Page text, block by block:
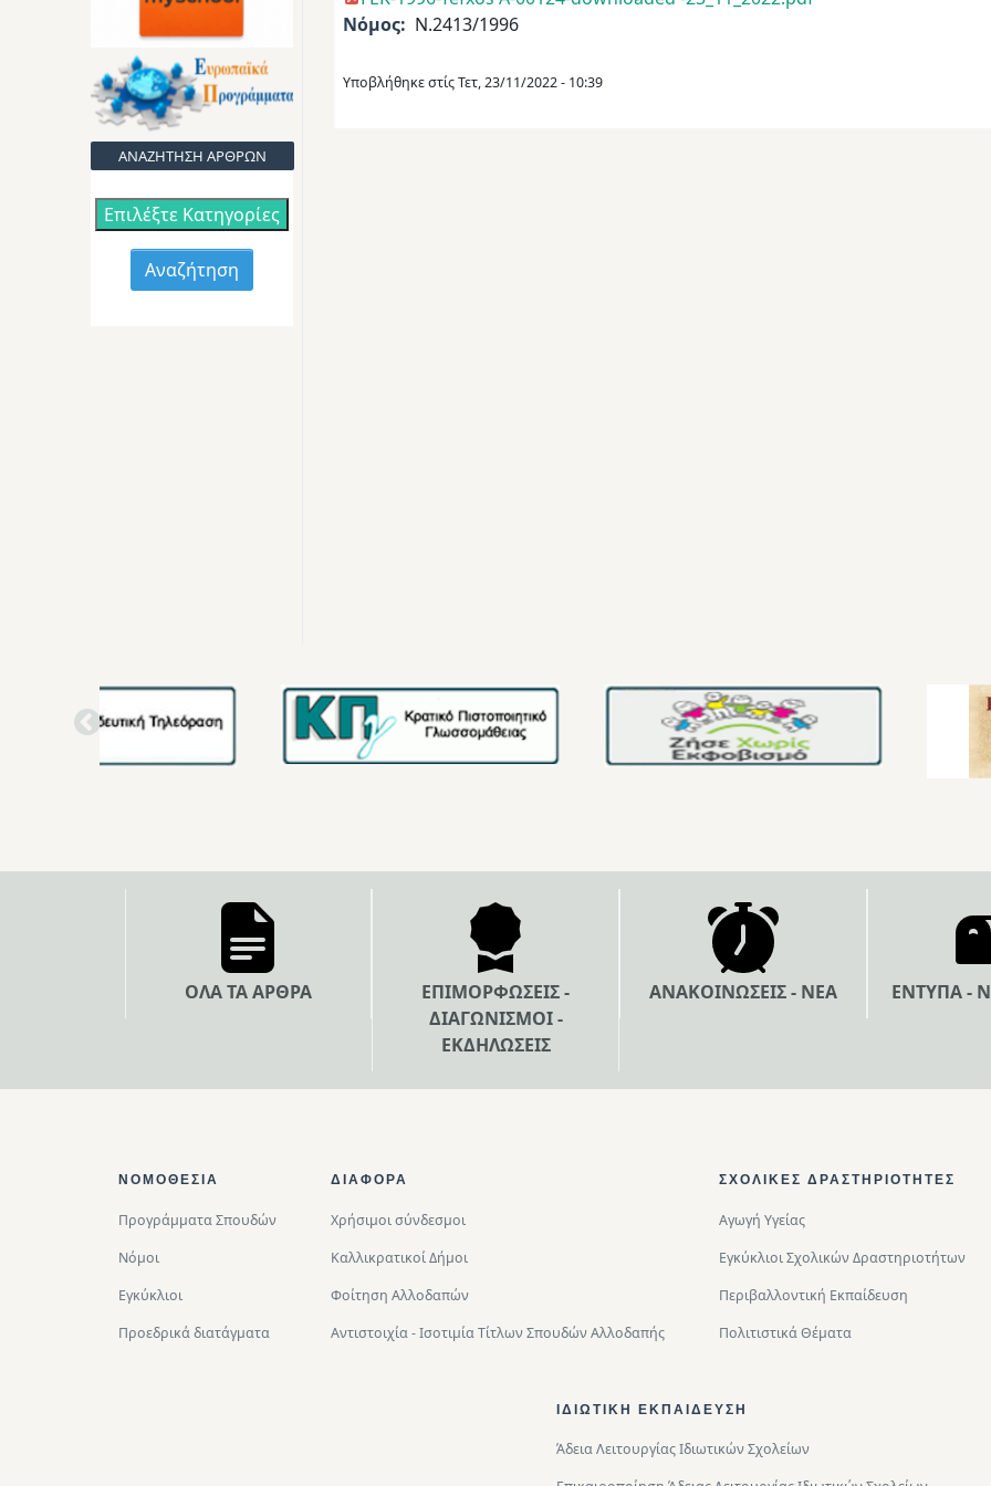
ΑΝΑΖΗΤΗΣΗ ΑΡΘΡΩΝ
Επιλέξτε Κατηγορίες
Νόμος
Ν.2413/1996
Υποβλήθηκε στίςΤετ, 23/11/2022 - 10:39
ΟΛΑ ΤΑ ΑΡΘΡΑ
ΕΠΙΜΟΡΦΩΣΕΙΣ -
ΔΙΑΓΩΝΙΣΜΟΙ -
ΕΚΔΗΛΩΣΕΙΣ
ΑΝΑΚΟΙΝΩΣΕΙΣ - ΝΕΑ ΕΝΤΥΠΑ -
Footer Top
ΝΟΜΟΘΕΣΊΑ
Προγράμματα Σπουδών
Νόμοι
Εγκύκλιοι
Προεδρικά διατάγματα
ΔΙΑΦΟΡΑ
Χρήσιμοι σύνδεσμοι
Καλλικρατικοί Δήμοι
Φοίτηση Αλλοδαπών
Αντιστοιχία - Ισοτιμία Τίτλων Σπουδών Αλλοδαπής
ΣΧΟΛΙΚΈΣ ΔΡΑΣΤΗΡΙΌΤΗΤΕΣ
Αγωγή Υγείας
Εγκύκλιοι Σχολικών Δραστηριοτήτων
Περιβαλλοντική Eκπαίδευση
Πολιτιστικά Θέματα
ΙΔΙΩΤΙΚΉ ΕΚΠΑΊΔΕΥΣΗ
Άδεια Λειτουργίας Ιδιωτικών Σχολείων